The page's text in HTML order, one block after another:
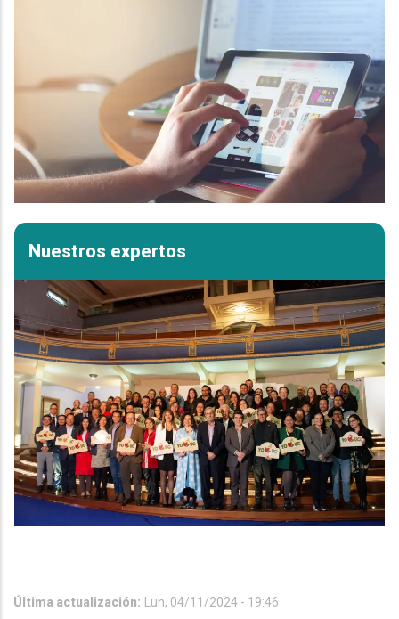
Nuestros expertos
Última actualización: Lun, 04/11/2024 - 19:46